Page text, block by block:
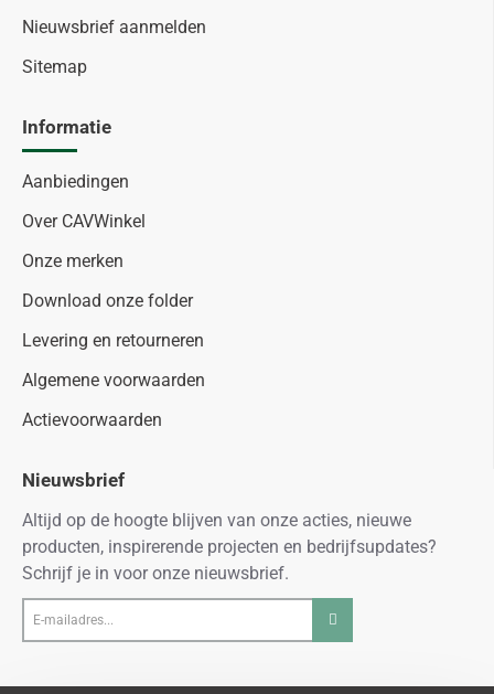
Nieuwsbrief aanmelden
Sitemap
Informatie
Aanbiedingen
Over CAVWinkel
Onze merken
Download onze folder
Levering en retourneren
Algemene voorwaarden
Actievoorwaarden
Nieuwsbrief
Altijd op de hoogte blijven van onze acties, nieuwe
producten, inspirerende projecten en bedrijfsupdates?
Schrijf je in voor onze nieuwsbrief.
mailadres...